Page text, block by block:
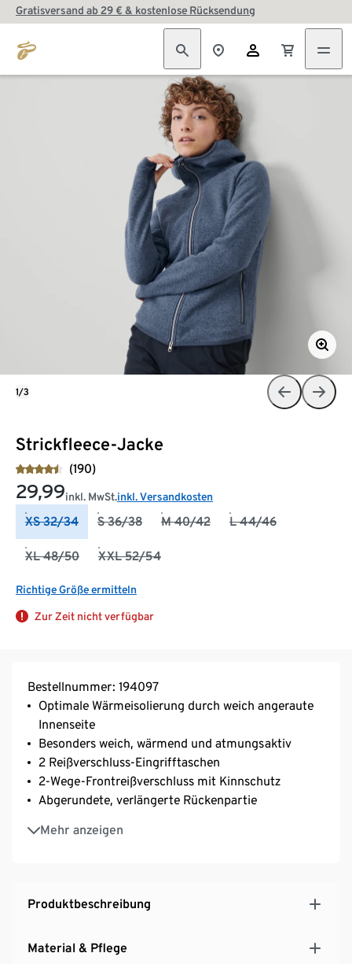
Gratisversand ab 29 € & kostenlose Rücksendung
Strickfleece-Jacke
(190)
29,99inkl. MwSt.inkl. Versandkosten
XS 32/34 S 36/38 M 40/42 L 44/46
XL 48/50 XXL 52/54
Richtige Größe ermitteln
Zur Zeit nicht verfügbar
1/3
Bestellnummer: 194097
Optimale Wärmeisolierung durch weich angeraute
Innenseite
Besonders weich, wärmend und atmungsaktiv
2 Reißverschluss-Eingrifftaschen
2-Wege-Frontreißverschluss mit Kinnschutz
Abgerundete, verlängerte Rückenpartie
Mehr anzeigen
Mit Daumenloch
Raglanärmel für Bewegungsfreiheit
Produktbeschreibung
Material & Pflege